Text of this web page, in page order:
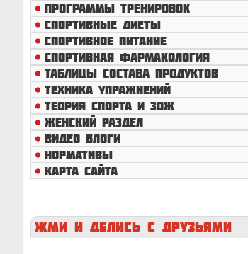
ПРОГРАММЫ ТРЕНИРОВОК
СПОРТИВНЫЕ ДИЕТЫ
СПОРТИВНОЕ ПИТАНИЕ
СПОРТИВНАЯ ФАРМАКОЛОГИЯ
ТАБЛИЦЫ СОСТАВА ПРОДУКТОВ
ТЕХНИКА УПРАЖНЕНИЙ
ТЕОРИЯ СПОРТА И ЗОЖ
ЖЕНСКИЙ РАЗДЕЛ
ВИДЕО БЛОГИ
НОРМАТИВЫ
КАРТА САЙТА
ЖМИ И ДЕЛИСЬ С ДРУЗЬЯМИ